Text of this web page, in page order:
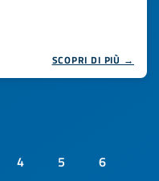
SCOPRI DI PIÙ →
4 5
6